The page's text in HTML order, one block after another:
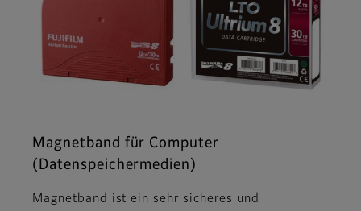
Magnetband für Computer
(Datenspeichermedien)
Magnetband ist ein sehr sicheres und